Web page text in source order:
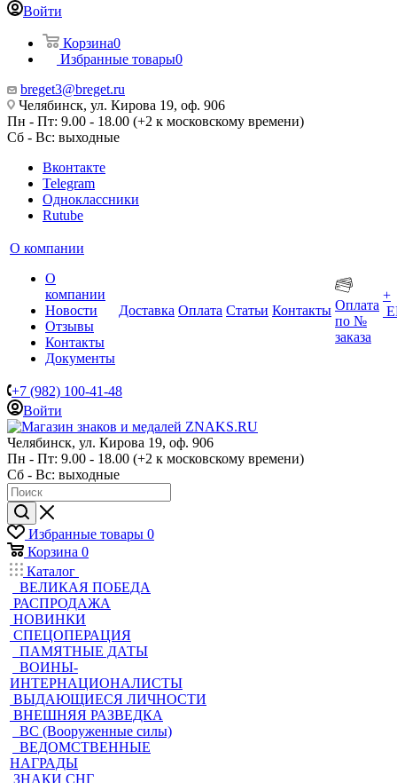
Войти
Корзина0
Избранные товары0
breget3@breget.ru
Челябинск, ул. Кирова 19, оф. 906
Пн - Пт: 9.00 - 18.00 (+2 к московскому времени)
Сб - Вс: выходные
Вконтакте
Telegram
Одноклассники
Rutube
О компании
О
компании
Новости
Отзывы
Контакты
Документы
Доставка Оплата Статьи Контакты Оплата
по №
заказа
+
+7 (982) 100-41-48
Войти
Челябинск, ул. Кирова 19, оф. 906
Пн - Пт: 9.00 - 18.00 (+2 к московскому времени)
Сб - Вс: выходные
Избранные товары 0
Корзина 0
Каталог
ВЕЛИКАЯ ПОБЕДА
РАСПРОДАЖА
НОВИНКИ
СПЕЦОПЕРАЦИЯ
ПАМЯТНЫЕ ДАТЫ
ВОИНЫ-
ИНТЕРНАЦИОНАЛИСТЫ
ВЫДАЮЩИЕСЯ ЛИЧНОСТИ
ВНЕШНЯЯ РАЗВЕДКА
ВС (Вооруженные силы)
ВЕДОМСТВЕННЫЕ
НАГРАДЫ
ЗНАКИ СНГ